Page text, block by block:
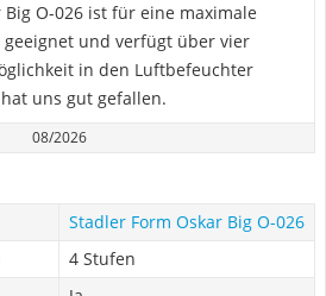
Big O-026 ist für eine maximale
geeignet und verfügt über vier
in den Luftbefeuchter
uns gut gefallen.
08/2026
Stadler Form Oskar Big O-026
4 Stufen